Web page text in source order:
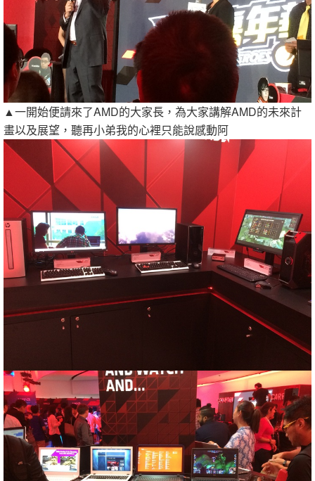
▲一開始便請來了AMD的大家長，為大家講解AMD的未來計
畫以及展望，聽再小弟我的心裡只能說感動阿